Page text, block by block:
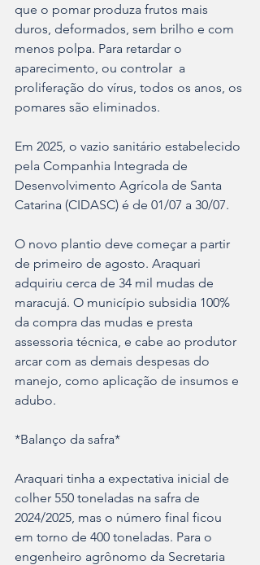
que o pomar produza frutos mais
duros, deformados, sem brilho e com
menos polpa. Para retardar o
aparecimento, ou controlar  a
proliferação do vírus, todos os anos, os
pomares são eliminados.
Em 2025, o vazio sanitário estabelecido
pela Companhia Integrada de
Desenvolvimento Agrícola de Santa
Catarina (CIDASC) é de 01/07 a 30/07.
O novo plantio deve começar a partir
de primeiro de agosto. Araquari
adquiriu cerca de 34 mil mudas de
maracujá. O município subsidia 100%
da compra das mudas e presta
assessoria técnica, e cabe ao produtor
arcar com as demais despesas do
manejo, como aplicação de insumos e
adubo.
*Balanço da safra*
Araquari tinha a expectativa inicial de
colher 550 toneladas na safra de
2024/2025, mas o número final ficou
em torno de 400 toneladas. Para o
engenheiro agrônomo da Secretaria